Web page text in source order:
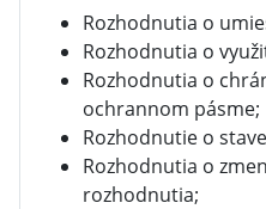
Rozhodnutia o
Rozhodnutia o
Rozhodnutia o
ochrannom pásme;
Rozhodnutie o
Rozhodnutia o
rozhodnutia;